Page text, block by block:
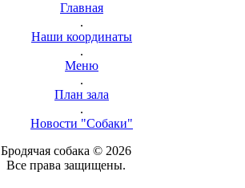
Главная
.
Наши координаты
.
Меню
.
План зала
.
Новости "Собаки"
Бродячая собака © 2026
Все права защищены.